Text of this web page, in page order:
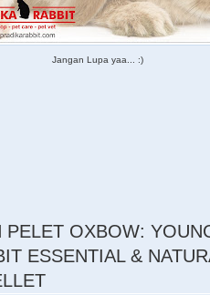
Jangan Lupa yaa... :)
PELET OXBOW:
ESSENTIAL &